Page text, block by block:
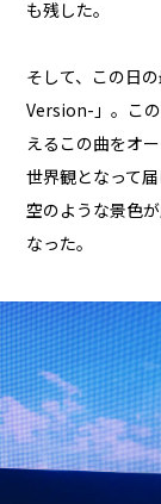
も残した。
そして、この日
Version-」。こ
えるこの曲をオ
世界観となって
空のような景色
なった。